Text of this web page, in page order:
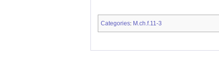
Categories: M.ch.f.11-3